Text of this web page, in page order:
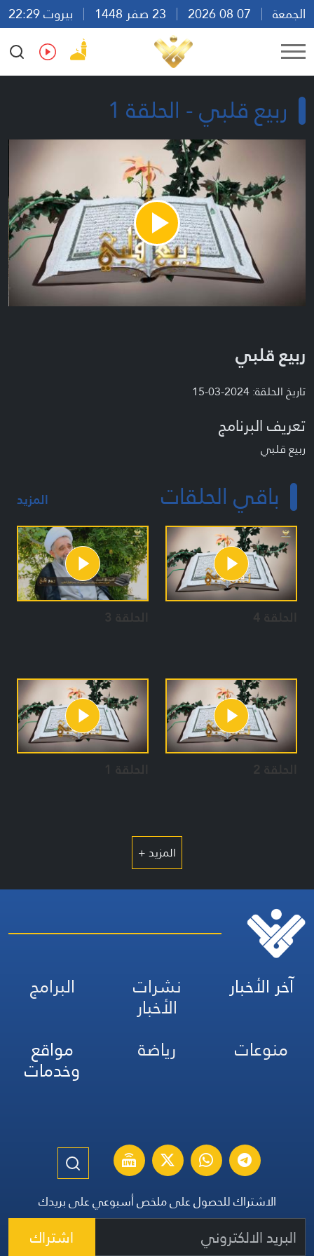
الجمعة
بيروت 22:29
Ar
En Fr Es
ربيع قلبي - الحلقة 1
Play
Video
ربيع قلبي
تاريخ الحلقة: 2024-03-15
تعريف البرنامج
ربيع قلبي
باقي الحلقات المزيد
الحلقة 4 الحلقة 3
الحلقة 2 الحلقة 1
المزيد +
آخر الأخبار نشرات
الأخبار
البرامج
منوعات
رياضة مواقع
وخدمات
الاشتراك للحصول على ملخص أسبوعي على بريدك
اشتراك